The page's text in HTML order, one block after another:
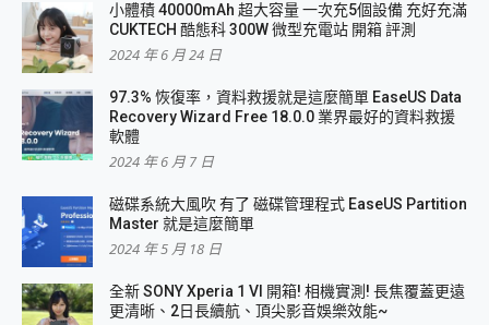
小體積 40000mAh 超大容量 一次充5個設備 充好充滿
CUKTECH 酷態科 300W 微型充電站 開箱 評測
2024 年 6 月 24 日
97.3% 恢復率，資料救援就是這麼簡單 EaseUS Data
Recovery Wizard Free 18.0.0 業界最好的資料救援
軟體
2024 年 6 月 7 日
磁碟系統大風吹 有了 磁碟管理程式 EaseUS Partition
Master 就是這麼簡單
2024 年 5 月 18 日
全新 SONY Xperia 1 VI 開箱! 相機實測! 長焦覆蓋更遠
更清晰、2日長續航、頂尖影音娛樂效能~